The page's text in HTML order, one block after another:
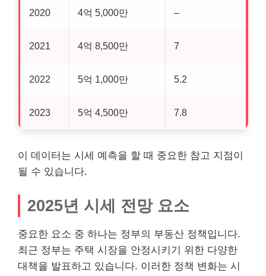
2020 4억 5,000만 –
2021 4억 8,500만 7
2022 5억 1,000만 5.2
2023 5억 4,500만 7.8
이 데이터는 시세 예측을 할 때 중요한 참고 지점이
될 수 있습니다.
2025년 시세 전망 요소
중요한 요소 중 하나는 정부의 부동산 정책입니다.
최근 정부는 주택 시장을 안정시키기 위한 다양한
대책을 발표하고 있습니다. 이러한 정책 변화는 시